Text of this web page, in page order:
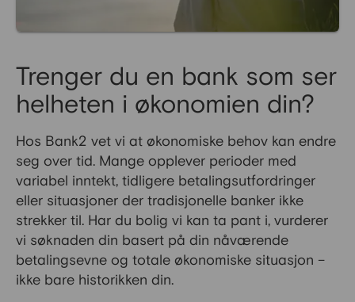
Trenger du en bank som ser
helheten i økonomien din?
Hos Bank2 vet vi at økonomiske behov kan endre
seg over tid. Mange opplever perioder med
variabel inntekt, tidligere betalingsutfordringer
eller situasjoner der tradisjonelle banker ikke
strekker til. Har du bolig vi kan ta pant i, vurderer
vi søknaden din basert på din nåværende
betalingsevne og totale økonomiske situasjon –
ikke bare historikken din.